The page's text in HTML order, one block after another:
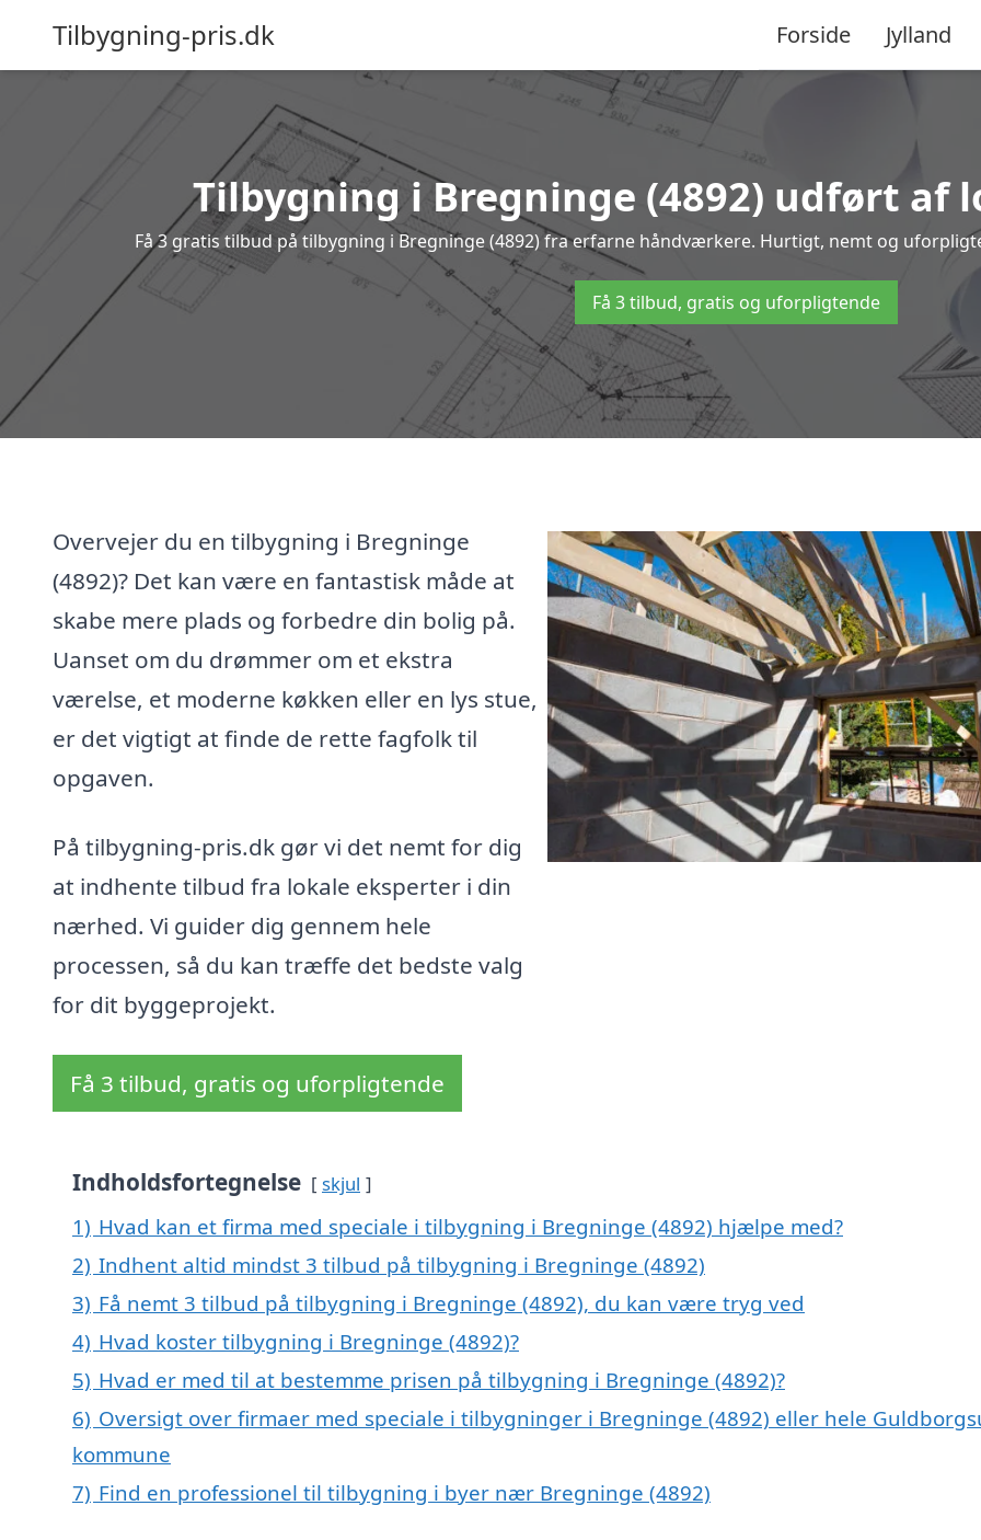
Tilbygning-pris.dk Forside Jylland
Tilbygning i Bregninge (4892) udført af
Få 3 gratis tilbud på tilbygning i Bregninge (4892) fra erfarne håndværkere. Hurtigt, nemt og
Få 3 tilbud, gratis og uforpligtende
Overvejer du en tilbygning i Bregninge
(4892)? Det kan være en fantastisk måde at
skabe mere plads og forbedre din bolig på.
Uanset om du drømmer om et ekstra
værelse, et moderne køkken eller en lys stue,
er det vigtigt at finde de rette fagfolk til
opgaven.
På tilbygning-pris.dk gør vi det nemt for dig
at indhente tilbud fra lokale eksperter i din
nærhed. Vi guider dig gennem hele
processen, så du kan træffe det bedste valg
for dit byggeprojekt.
Få 3 tilbud, gratis og uforpligtende
Indholdsfortegnelse skjul
1) Hvad kan et firma med speciale i tilbygning i Bregninge (4892) hjælpe med?
2) Indhent altid mindst 3 tilbud på tilbygning i Bregninge (4892)
3) Få nemt 3 tilbud på tilbygning i Bregninge (4892), du kan være tryg ved
4) Hvad koster tilbygning i Bregninge (4892)?
5) Hvad er med til at bestemme prisen på tilbygning i Bregninge (4892)?
6) Oversigt over firmaer med speciale i tilbygninger i Bregninge (4892) eller hele
kommune
7) Find en professionel til tilbygning i byer nær Bregninge (4892)